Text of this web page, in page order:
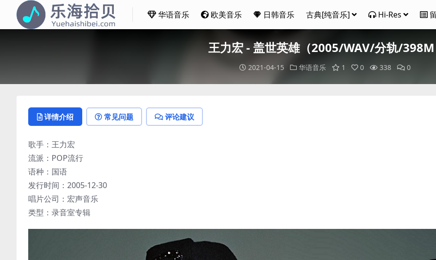
华语音乐 欧美音乐 日韩音乐 古典[纯音乐] Hi-Res
王力宏 - 盖世英雄（2005/WAV/分轨/
2021-04-15 华语音乐 1 0 338 0
详情介绍 常见问题 评论建议
歌手：王力宏
流派：POP流行
语种：国语
发行时间：2005-12-30
唱片公司：宏声音乐
类型：录音室专辑